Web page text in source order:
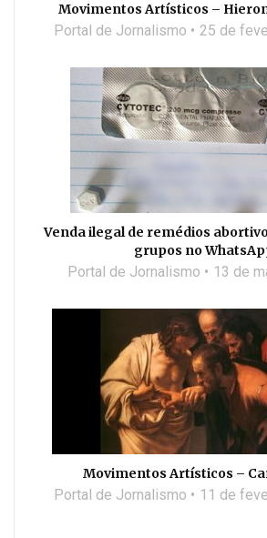
Movimentos Artísticos –
Portal de Jornalismo 25 de
Venda ilegal de remédios
grupos no
Portal de Jornalismo 13 de
Movimentos Artísticos –
Portal de Jornalismo 11 de